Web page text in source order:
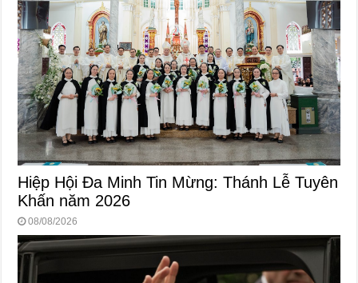
Hiệp Hội Đa Minh Tin Mừng: Thánh Lễ Tuyên
Khấn năm 2026
08/08/2026